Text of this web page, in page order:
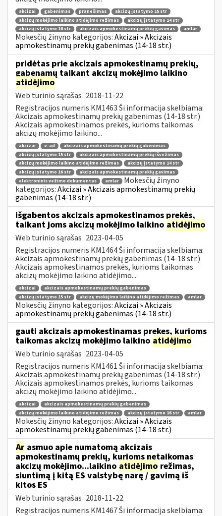
akcizai gabenimas pranešimas
akcizų įstatymo 15 str
akcizų mokėjimo laikino atidėjimo režimas
akcizų įstatymo 14 str
akcizų įstatymo 16 str
akcizais apmokestinamų prekių gavimas amlar
Mokesčių žinyno kategorijos:Akcizai » Akcizais
apmokestinamų prekių gabenimas (14-18 str.)
pridėtas prie akcizais apmokestinamų prekių,
gabenamų taikant akcizų mokėjimo laikino
atidėjimo
Web turinio sąrašas 2018-11-22
Registracijos numeris KM1463 Ši informacija skelbiama:
Akcizais apmokestinamų prekių gabenimas (14-18 str.)
Akcizais apmokestinamos prekės, kurioms taikomas
akcizų mokėjimo laikino...
akcizai e-ad
akcizais apmokestinamų prekių gabenimas
akcizų įstatymo 15 str
akcizais apmokestinamų prekių išvežimas
akcizų mokėjimo laikino atidėjimo režimas
akcizų įstatymo 14 str
akcizų įstatymo 16 str
akcizais apmokestinamų prekių gavimas
elektroninis vežimo dokumentas
amlar
Mokesčių žinyno
kategorijos:Akcizai » Akcizais apmokestinamų prekių
gabenimas (14-18 str.)
išgabentos akcizais apmokestinamos prekės,
taikant joms akcizų mokėjimo laikino atidėjimo
Web turinio sąrašas 2023-04-05
Registracijos numeris KM1464 Ši informacija skelbiama:
Akcizais apmokestinamų prekių gabenimas (14-18 str.)
Akcizais apmokestinamos prekės, kurioms taikomas
akcizų mokėjimo laikino atidėjimo...
akcizai
akcizais apmokestinamų prekių gabenimas
akcizų įstatymo 15 str
akcizų mokėjimo laikino atidėjimo režimas amlar
Mokesčių žinyno kategorijos:Akcizai » Akcizais
apmokestinamų prekių gabenimas (14-18 str.)
gauti akcizais apmokestinamas prekes, kurioms
taikomas akcizų mokėjimo laikino atidėjimo
Web turinio sąrašas 2023-04-05
Registracijos numeris KM1461 Ši informacija skelbiama:
Akcizais apmokestinamų prekių gabenimas (14-18 str.)
Akcizais apmokestinamos prekės, kurioms taikomas
akcizų mokėjimo laikino atidėjimo...
akcizai
akcizais apmokestinamų prekių gabenimas
akcizų mokėjimo laikino atidėjimo režimas
akcizų įstatymo 16 str amlar
Mokesčių žinyno kategorijos:Akcizai » Akcizais
apmokestinamų prekių gabenimas (14-18 str.)
Ar asmuo apie numatomą akcizais
apmokestinamų prekių, kurioms netaikomas
akcizų mokėjimo...laikino atidėjimo režimas,
siuntimą į kitą ES valstybę narę / gavimą iš
kitos ES
Web turinio sąrašas 2018-11-22
Registracijos numeris KM1467 Ši informacija skelbiama: